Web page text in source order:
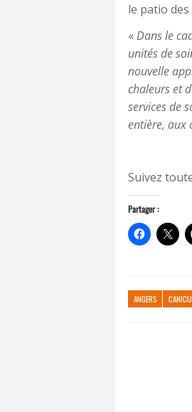
le patio
«Dans le
unités de
nouvelle
chaleurs et
services de
entière, aux
Suivez
Partager :
ANGERS